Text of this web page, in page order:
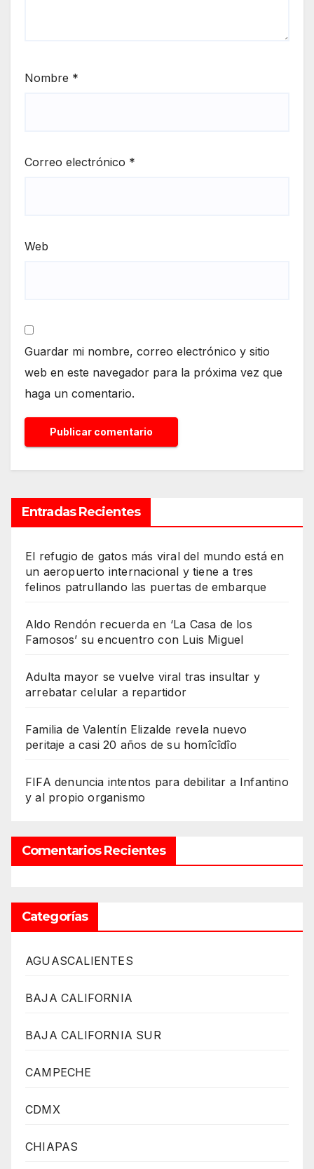
Nombre *
Correo electrónico *
Web
Guardar mi nombre, correo electrónico y sitio
web en este navegador para la próxima vez que
haga un comentario.
Entradas Recientes
El refugio de gatos más viral del mundo está en
un aeropuerto internacional y tiene a tres
felinos patrullando las puertas de embarque
Aldo Rendón recuerda en ‘La Casa de los
Famosos’ su encuentro con Luis Miguel
Adulta mayor se vuelve viral tras insultar y
arrebatar celular a repartidor
Familia de Valentín Elizalde revela nuevo
peritaje a casi 20 años de su homîcîdîo
FIFA denuncia intentos para debilitar a Infantino
y al propio organismo
Comentarios Recientes
Categorías
AGUASCALIENTES
BAJA CALIFORNIA
BAJA CALIFORNIA SUR
CAMPECHE
CDMX
CHIAPAS